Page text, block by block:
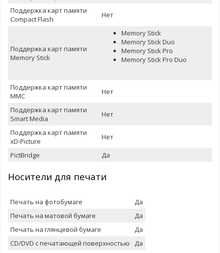
Поддержка карт памяти
Compact Flash
Нет
Поддержка карт памяти
Memory Stick
Memory Stick
Memory Stick Duo
Memory Stick Pro
Memory Stick Pro Duo
Поддержка карт памяти
MMC
Нет
Поддержка карт памяти
Smart Media
Нет
Поддержка карт памяти
xD-Picture
Нет
PictBridge Да
Носители для печати
Печать на фотобумаге
Да
Печать на матовой бумаге
Да
Печать на глянцевой бумаге
Да
CD/DVD с печатающей поверхностью
Да